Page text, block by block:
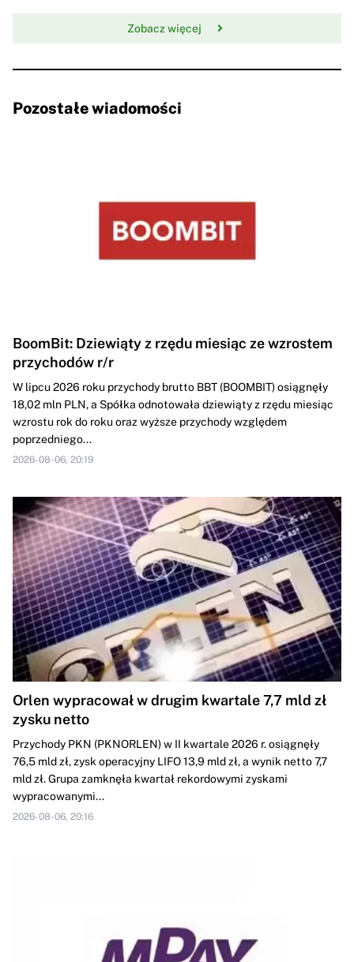
Zobacz więcej
Pozostałe wiadomości
BoomBit: Dziewiąty z rzędu miesiąc ze wzrostem
przychodów r/r
W lipcu 2026 roku przychody brutto BBT (BOOMBIT) osiągnęły
18,02 mln PLN, a Spółka odnotowała dziewiąty z rzędu miesiąc
wzrostu rok do roku oraz wyższe przychody względem
poprzedniego...
2026-08-06, 20:19
Orlen wypracował w drugim kwartale 7,7 mld zł
zysku netto
Przychody PKN (PKNORLEN) w II kwartale 2026 r. osiągnęły
76,5 mld zł, zysk operacyjny LIFO 13,9 mld zł, a wynik netto 7,7
mld zł. Grupa zamknęła kwartał rekordowymi zyskami
wypracowanymi...
2026-08-06, 20:16